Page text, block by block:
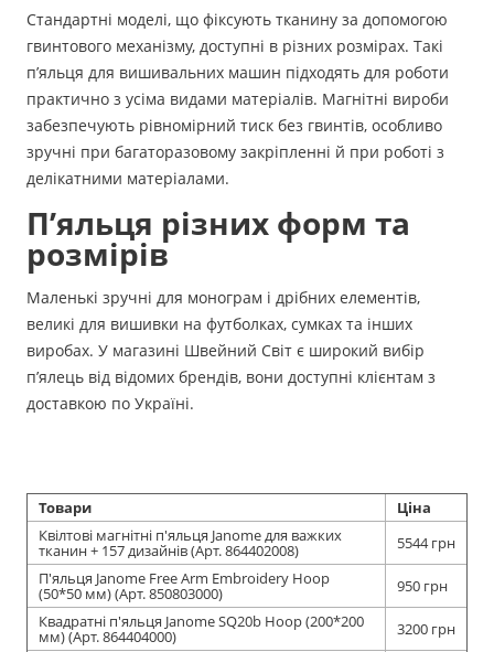
Стандартні моделі, що фіксують тканину за допомогою
гвинтового механізму, доступні в різних розмірах. Такі
п’яльця для вишивальних машин підходять для роботи
практично з усіма видами матеріалів. Магнітні вироби
забезпечують рівномірний тиск без гвинтів, особливо
зручні при багаторазовому закріпленні й при роботі з
делікатними матеріалами.
П’яльця різних форм та
розмірів
Маленькі зручні для монограм і дрібних елементів,
великі для вишивки на футболках, сумках та інших
виробах. У магазині Швейний Світ є широкий вибір
п’ялець від відомих брендів, вони доступні клієнтам з
доставкою по Україні.
Товари
Ціна
Квілтові магнітні п'яльця Janome для важких
тканин + 157 дизайнів (Арт. 864402008)
5544 грн
П'яльця Janome Free Arm Embroidery Hoop
(50*50 мм) (Арт. 850803000)
950 грн
Квадратні п'яльця Janome SQ20b Hoop (200*200
мм) (Арт. 864404000)
3200 грн